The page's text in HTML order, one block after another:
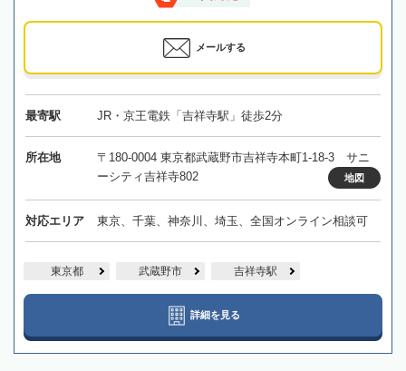
メールする
最寄駅 JR・京王電鉄「吉祥寺駅」徒歩2分
所在地
〒180-0004 東京都武蔵野市吉祥寺本町1-18-3 サニ
ーシティ吉祥寺802
地図
対応エリア 東京、千葉、神奈川、埼玉、全国オンライン相談可
東京都 武蔵野市 吉祥寺駅
詳細を見る